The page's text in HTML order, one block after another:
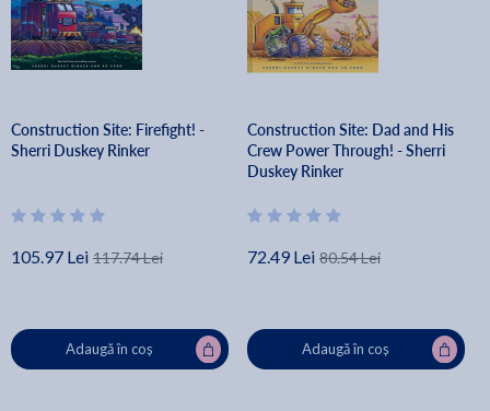
Construction Site: Firefight! -
Sherri Duskey Rinker
105.97 Lei 117.74 Lei
Adaugă în coș
Construction Site: Dad and His
Crew Power Through! - Sherri
Duskey Rinker
72.49 Lei 80.54 Lei
Adaugă în coș